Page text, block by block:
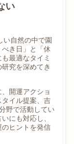
い
い自然の中で園
き日」と「休
最適なタイミ
究を深めてき
開運アクショ
イル提案、吉
野で活動してい
にも対応し、
ヒントを発信